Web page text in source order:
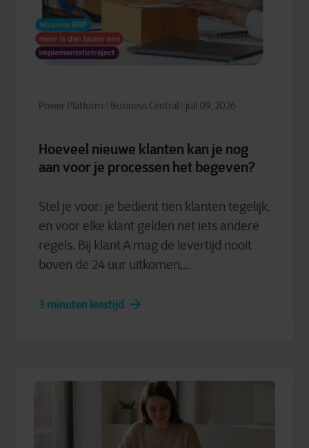
Power Platform Business Central juli 09, 2026
Hoeveel nieuwe klanten kan je nog
aan voor je processen het begeven?
Stel je voor: je bedient tien klanten tegelijk,
en voor elke klant gelden net iets andere
regels. Bij klant A mag de levertijd nooit
boven de 24 uur uitkomen,...
3 minuten leestijd